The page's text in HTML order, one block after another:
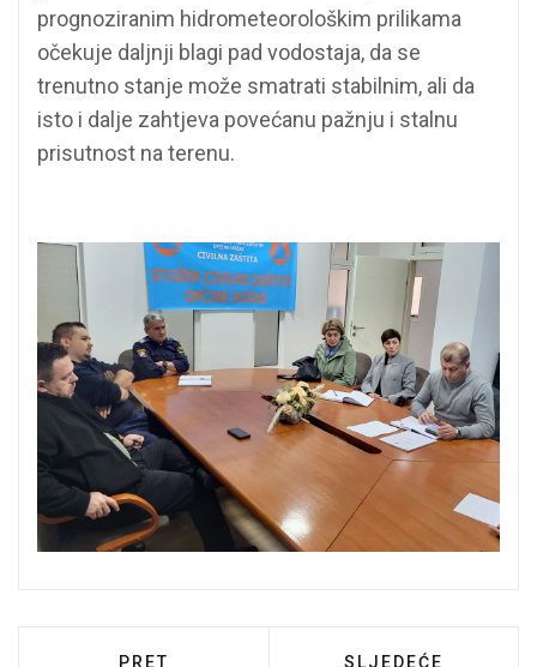
prognoziranim hidrometeorološkim prilikama
očekuje daljnji blagi pad vodostaja, da se
trenutno stanje može smatrati stabilnim, ali da
isto i dalje zahtjeva povećanu pažnju i stalnu
prisutnost na terenu.
PRETHODNI ČLANAK: UPOZORENJE NA
PRET SLJEDEĆI
SLJEDEĆE